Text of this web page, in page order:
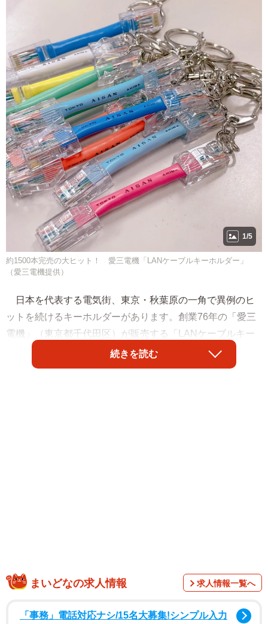
1/5
約1500本完売の大ヒット！ 愛三電機「LANケーブルキーホルダー」
（愛三電機提供）
日本を代表する電気街、東京・秋葉原の一角で異例のヒ
ットを続けるキーホルダーがあります。創業76年の「愛三
電機」（東京都千代田区）が販売する「LANケーブルキー
ホルダー」。実用品でないにもかかわらず、約8cmという
手のひらサイズと、ポップなカラー展開が受け、2020年の
続きを読む
まいどなの求人情報 求人情報一覧へ
「事務」電話対応ナシ/15名大募集!シンプル入力